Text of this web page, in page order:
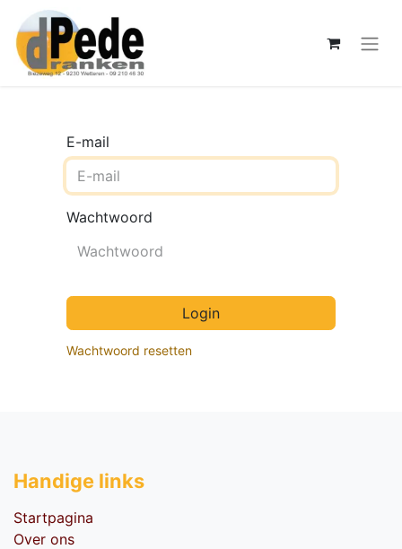
E-mail
Wachtwoord
Login
Wachtwoord resetten
Handige li​nks
Startpagina
Over ons